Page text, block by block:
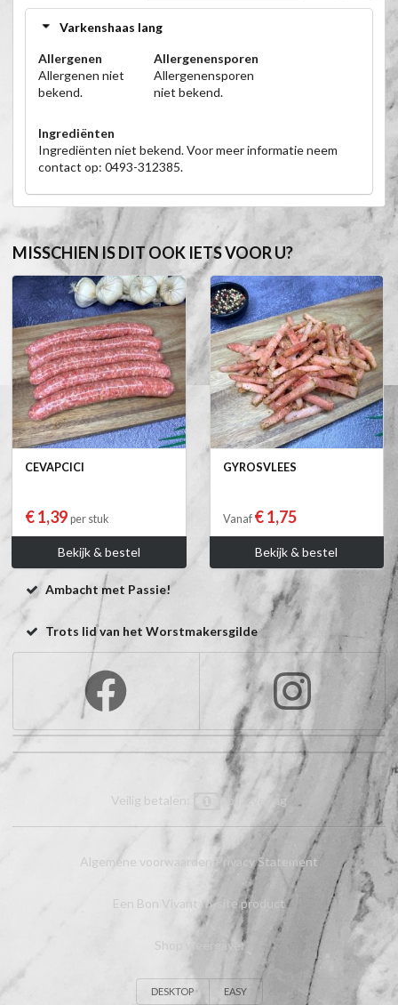
Varkenshaas lang
Allergenen
Allergenen niet
bekend.
Allergenensporen
Allergenensporen
niet bekend.
Ingrediënten
Ingrediënten niet bekend. Voor meer informatie neem
contact op: 0493-312385.
MISSCHIEN IS DIT OOK IETS VOOR U?
CEVAPCICI
€ 1,39 per stuk
Bekijk & bestel
GYROSVLEES
Vanaf € 1,75
Bekijk & bestel
Ambacht met Passie!
Trots lid van het Worstmakersgilde
Veilig betalen: bij levering
Algemene voorwaarden Privacy Statement
Een Bon Vivant In-site product
Shop weergave:
DESKTOP EASY